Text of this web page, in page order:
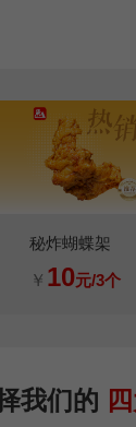
秘炸蝴蝶架
￥ 10元/3个
我们的